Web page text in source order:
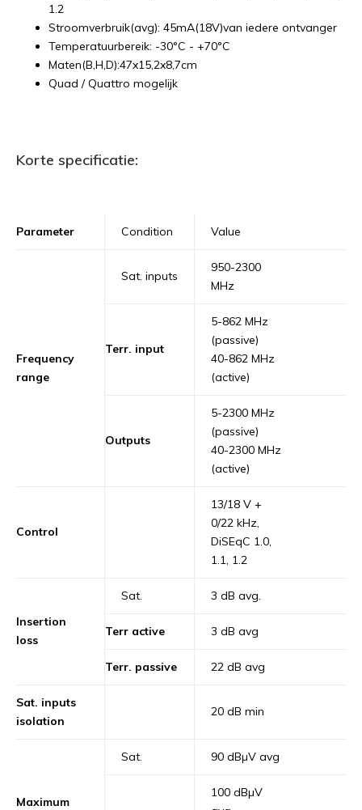
1.2
Stroomverbruik(avg): 45mA(18V)van iedere ontvanger
Temperatuurbereik: -30°C - +70°C
Maten(B,H,D):47x15,2x8,7cm
Quad / Quattro mogelijk
Korte specificatie:
Parameter Condition Value
Frequency
range
Sat. inputs
950-2300
MHz
Terr. input
5-862 MHz
(passive)
40-862 MHz
(active)
Outputs
5-2300 MHz
(passive)
40-2300 MHz
(active)
Control
13/18 V +
0/22 kHz,
DiSEqC 1.0,
1.1, 1.2
Insertion
loss
Sat. 3 dB avg.
Terr active 3 dB avg
Terr. passive 22 dB avg
Sat. inputs
isolation
20 dB min
Maximum
Sat. 90 dBµV avg
100 dBµV